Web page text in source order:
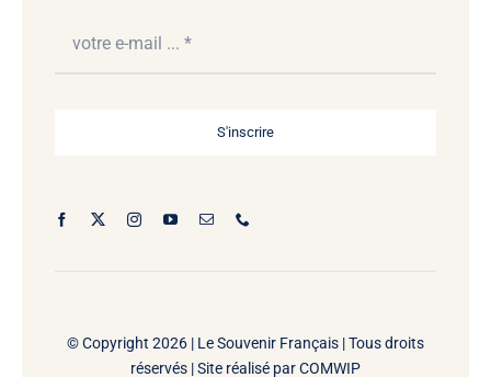
S'inscrire
© Copyright 2026 | Le Souvenir Français | Tous droits
réservés | Site réalisé parCOMWIP